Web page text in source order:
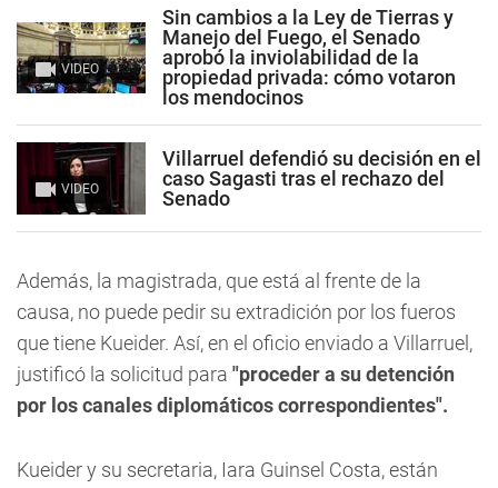
VIDEO
Sin cambios a la Ley de Tierras y
Manejo del Fuego, el Senado
aprobó la inviolabilidad de la
propiedad privada: cómo votaron
los mendocinos
VIDEO
Villarruel defendió su decisión en el
caso Sagasti tras el rechazo del
Senado
Además, la magistrada, que está al frente de la
causa, no puede pedir su extradición por los fueros
que tiene Kueider. Así, en el oficio enviado a Villarruel,
justificó la solicitud para "procedera su detención
por los canales diplomáticos correspondientes".
Kueider y su secretaria, Iara Guinsel Costa, están